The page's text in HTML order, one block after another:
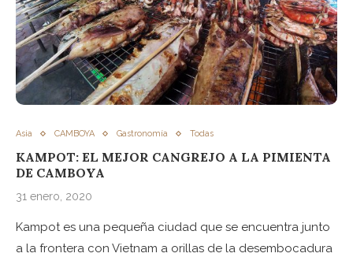
Asia CAMBOYA Gastronomía Todas
KAMPOT: EL MEJOR CANGREJO A LA PIMIENTA
DE CAMBOYA
31 enero, 2020
Kampot es una pequeña ciudad que se encuentra junto
a la frontera con Vietnam a orillas de la desembocadura